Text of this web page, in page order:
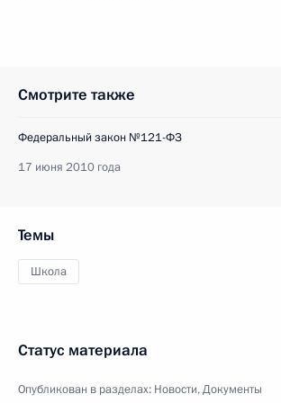
Смотрите также
Федеральный закон №121-ФЗ
17 июня 2010 года
Темы
Школа
Статус материала
Опубликован в разделах: Новости,Документы